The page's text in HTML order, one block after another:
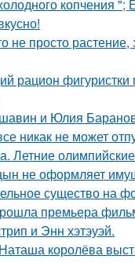
копчения
не просто
рацион фигуристки
и Юлия
никак не может
Летние
не оформляет
существо на
премьера
и Энн хэтэуэй.
королёва